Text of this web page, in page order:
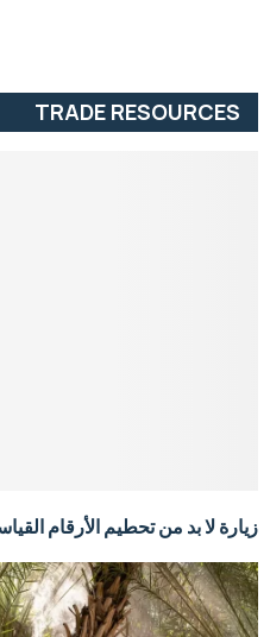
TRADE RESOURCES
زيارة لا بد من تحطيم الأرقام